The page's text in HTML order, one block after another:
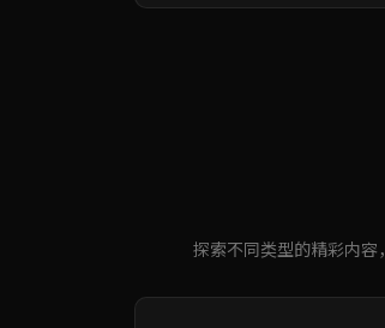
探索不同类型的精彩内